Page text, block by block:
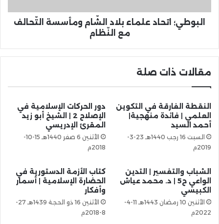
البوطي؛ اتحاد علماء بلاد الشّام ومأسسة التّحالف
مع النّظام
مقالات ذات صلة
النقطة الفارقة في التكوين
العلمي | فائدة منهجية|
أحمد السيد
السبت 16 رجب 1440هـ 23-3-
2019م
دور الحركات الإسلامية في
الإصلاح 2 | الشيخ أبو زيد
المقرئ الإدريسي
الأثنين 6 صفر 1440هـ 15-10-
2018م
الشباب والتفسير | التدين
الواعي ح5 | د. محمد عياش
الكبيسي
الأثنين 10 رمضان 1443هـ 11-4-
2022م
كتاب الأزمة الدستورية في
الحضارة الإسلامية | أسمار
وأفكار
الأثنين 16 ذو الحجة 1439هـ 27-
8-2018م